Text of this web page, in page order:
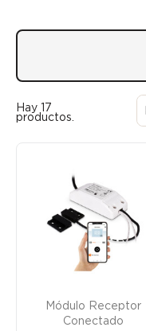
Hay 17
productos.
Módulo Receptor
Conectado